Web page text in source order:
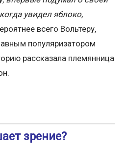
увидел яблоко,
всего Вольтеру,
популяризатором
рассказала племянница
зрение?